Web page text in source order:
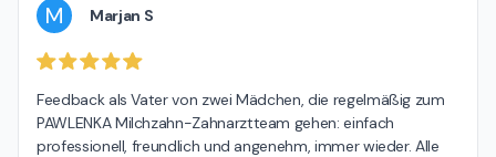
M Marjan S
Feedback als Vater von zwei Mädchen, die regelmäßig zum
PAWLENKA Milchzahn-Zahnarztteam gehen: einfach
professionell, freundlich und angenehm, immer wieder. Alle